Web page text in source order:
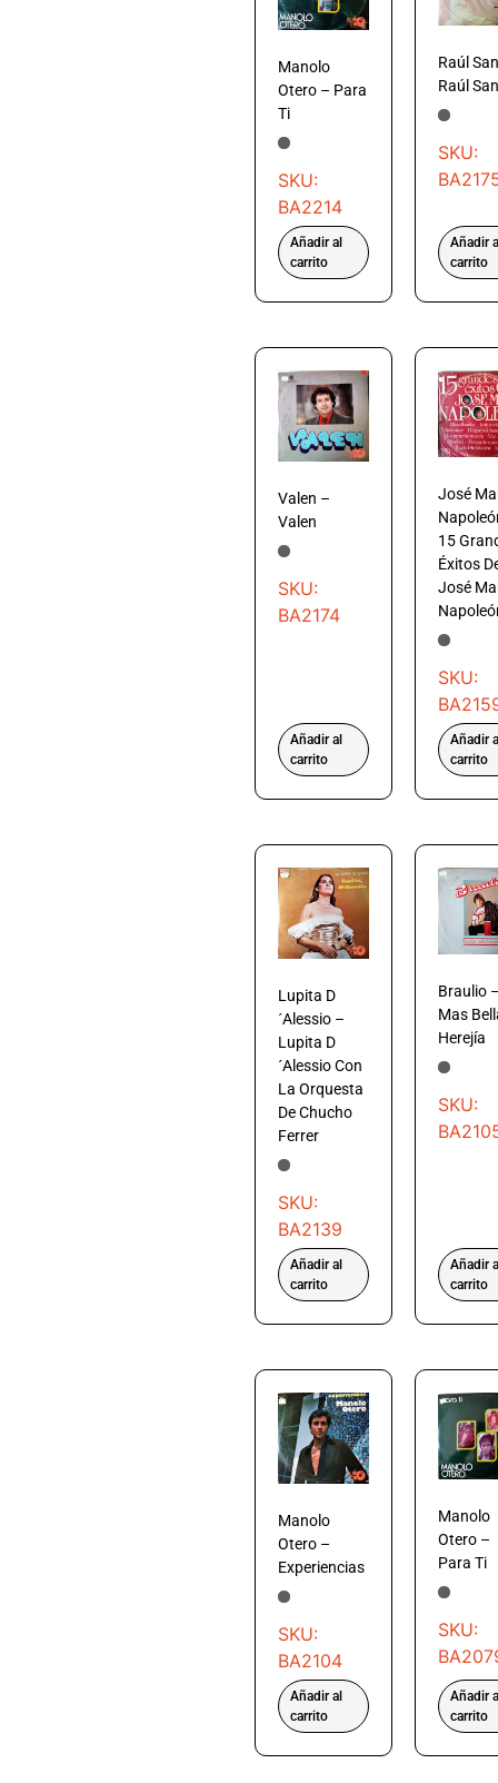
Manolo
Otero – Para
Ti
SKU:
BA2214
Añadir al
carrito
Raúl
Raúl
SKU:
Añadir
carrito
Valen –
Valen
SKU:
BA2174
Añadir al
carrito
José
15
Éxitos
José
SKU:
Añadir
carrito
Lupita D
´Alessio –
Lupita D
´Alessio Con
La Orquesta
De Chucho
Ferrer
SKU:
BA2139
Añadir al
carrito
Braulio
Mas
Herejía
SKU:
Añadir
carrito
Manolo
Otero –
Experiencias
SKU:
BA2104
Añadir al
carrito
Manolo
Otero –
Para Ti
SKU:
Añadir
carrito